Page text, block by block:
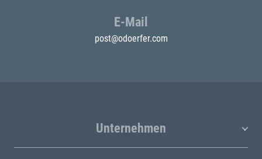
E-Mail
post@odoerfer.com
Unternehmen